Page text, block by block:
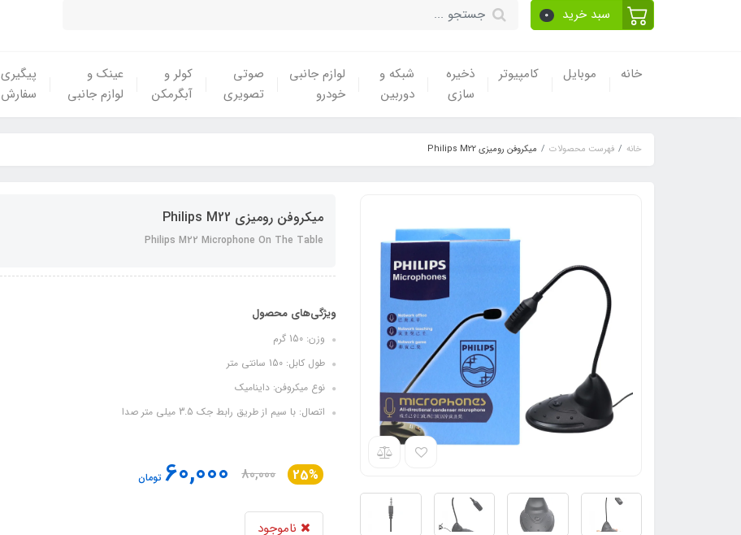
سبد خرید 0
خانه موبایل کامپیوتر
ذخیره
سازی
شبکه و
دوربین
لوازم جانبی
خودرو
صوتی
تصویری
کولر و
آبگرمکن
عینک و
لوازم جانبی
پیگیری
سفارش
خانه فهرست محصولات میکروفن رومیزی Philips M22
میکروفن رومیزی Philips M22
Philips M22 Microphone On The Table
ویژگی‌های محصول
وزن: 150 گرم
طول کابل: 150 سانتی متر
نوع میکروفن: داینامیک
اتصال: با سیم از طریق رابط جک 3.5 میلی متر صدا
25%
80,000
60,000تومان
ناموجود